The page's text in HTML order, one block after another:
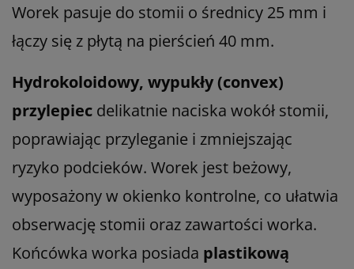
Worek pasuje do stomii o średnicy 25 mm i
łączy się z płytą na pierścień 40 mm.
Hydrokoloidowy, wypukły (convex)
przylepiec delikatnie naciska wokół stomii,
poprawiając przyleganie i zmniejszając
ryzyko podcieków. Worek jest beżowy,
wyposażony w okienko kontrolne, co ułatwia
obserwację stomii oraz zawartości worka.
Końcówka worka posiada plastikową